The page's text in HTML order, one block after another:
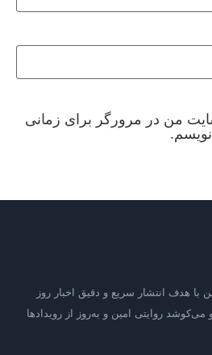
من در مرورگر برای زمانی
با هدف انتشار سریع و دقیق اخبار روز
روایتی امین و به‌روز از رویدادها